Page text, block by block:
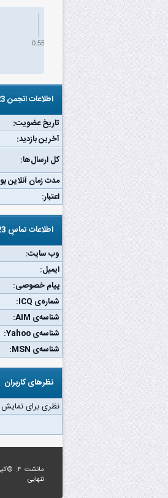
0.55
اطلاعات انجمن n.reza23
تاریخ عضویت:
آخرین بازدید:
کل ارسال‌ها:
مدت زمان آنلاین
اعتبار:
اطلاعات تماسِ n.reza23
وب‌ سایت:
ایمیل:
پیام خصوصی:
شماره‌ی ICQ:
شناسه‌ی AIM:
شناسه‌ی Yahoo:
شناسه‌ی MSN:
نظرهای کاربران
نظری برای
مانشت ۴: ©کپی‌رایت سال ۱۳۹۵. همه حقوق برای
تنهایی